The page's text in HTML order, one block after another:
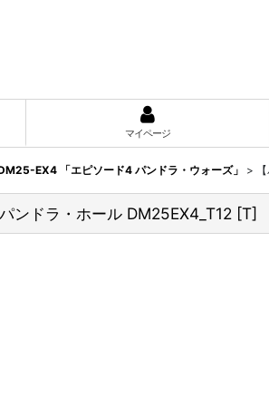
マイページ
EX4 「エピソード4 パンドラ・ウォーズ」 >
ンドラ・ホール DM25EX4_T12 [T]